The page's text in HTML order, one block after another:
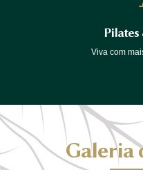
Pilates
Viva com
Galeria